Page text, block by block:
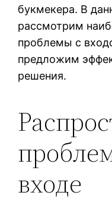
букмекера. В
рассмотрим
проблемы с
предложим
решения.
входе